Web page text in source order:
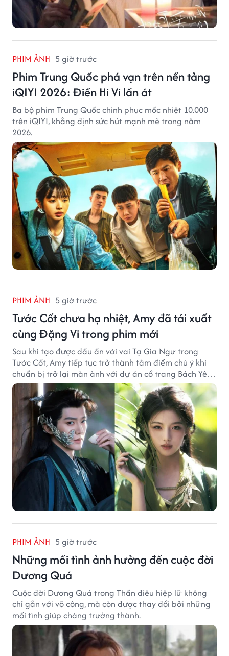
PHIM ẢNH 5 giờ trước
Phim Trung Quốc phá vạn trên nền tảng
iQIYI 2026: Điền Hi Vi lấn át
Ba bộ phim Trung Quốc chinh phục mốc nhiệt 10.000
trên iQIYI, khẳng định sức hút mạnh mẽ trong năm
2026.
PHIM ẢNH 5 giờ trước
Tước Cốt chưa hạ nhiệt, Amy đã tái xuất
cùng Đặng Vi trong phim mới
Sau khi tạo được dấu ấn với vai Tạ Gia Ngư trong
Tước Cốt, Amy tiếp tục trở thành tâm điểm chú ý khi
chuẩn bị trở lại màn ảnh với dự án cổ trang Bách Yêu
Phổ.
PHIM ẢNH 5 giờ trước
Những mối tình ảnh hưởng đến cuộc đời
Dương Quá
Cuộc đời Dương Quá trong Thần điêu hiệp lữ không
chỉ gắn với võ công, mà còn được thay đổi bởi những
mối tình giúp chàng trưởng thành.